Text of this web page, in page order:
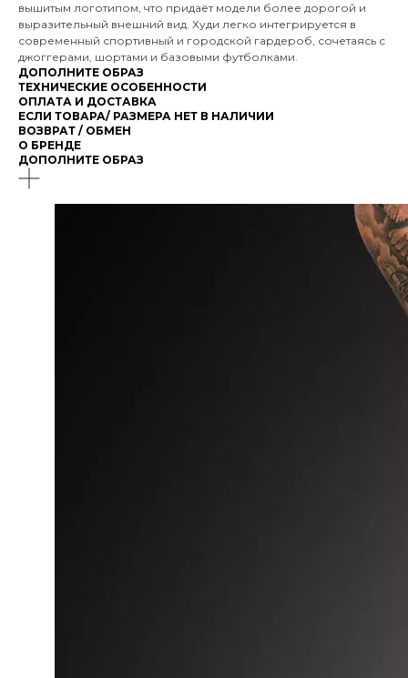
вышитым логотипом, что придаёт модели более дорогой и
выразительный внешний вид. Худи легко интегрируется в
современный спортивный и городской гардероб, сочетаясь с
джоггерами, шортами и базовыми футболками.
ДОПОЛНИТЕ ОБРАЗ
ТЕХНИЧЕСКИЕ ОСОБЕННОСТИ
ОПЛАТА И ДОСТАВКА
ЕСЛИ ТОВАРА/ РАЗМЕРА НЕТ В НАЛИЧИИ
ВОЗВРАТ / ОБМЕН
О БРЕНДЕ
ДОПОЛНИТЕ ОБРАЗ